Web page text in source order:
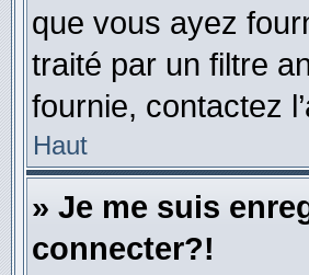
que vous ayez
traité par un filtre
fournie, contactez
Haut
» Je me suis
connecter?!